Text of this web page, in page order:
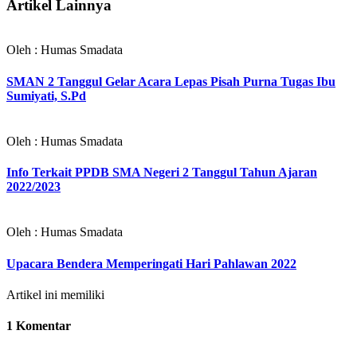
Artikel Lainnya
Oleh : Humas Smadata
SMAN 2 Tanggul Gelar Acara Lepas Pisah Purna Tugas Ibu
Sumiyati, S.Pd
Oleh : Humas Smadata
Info Terkait PPDB SMA Negeri 2 Tanggul Tahun Ajaran
2022/2023
Oleh : Humas Smadata
Upacara Bendera Memperingati Hari Pahlawan 2022
Artikel ini memiliki
1 Komentar